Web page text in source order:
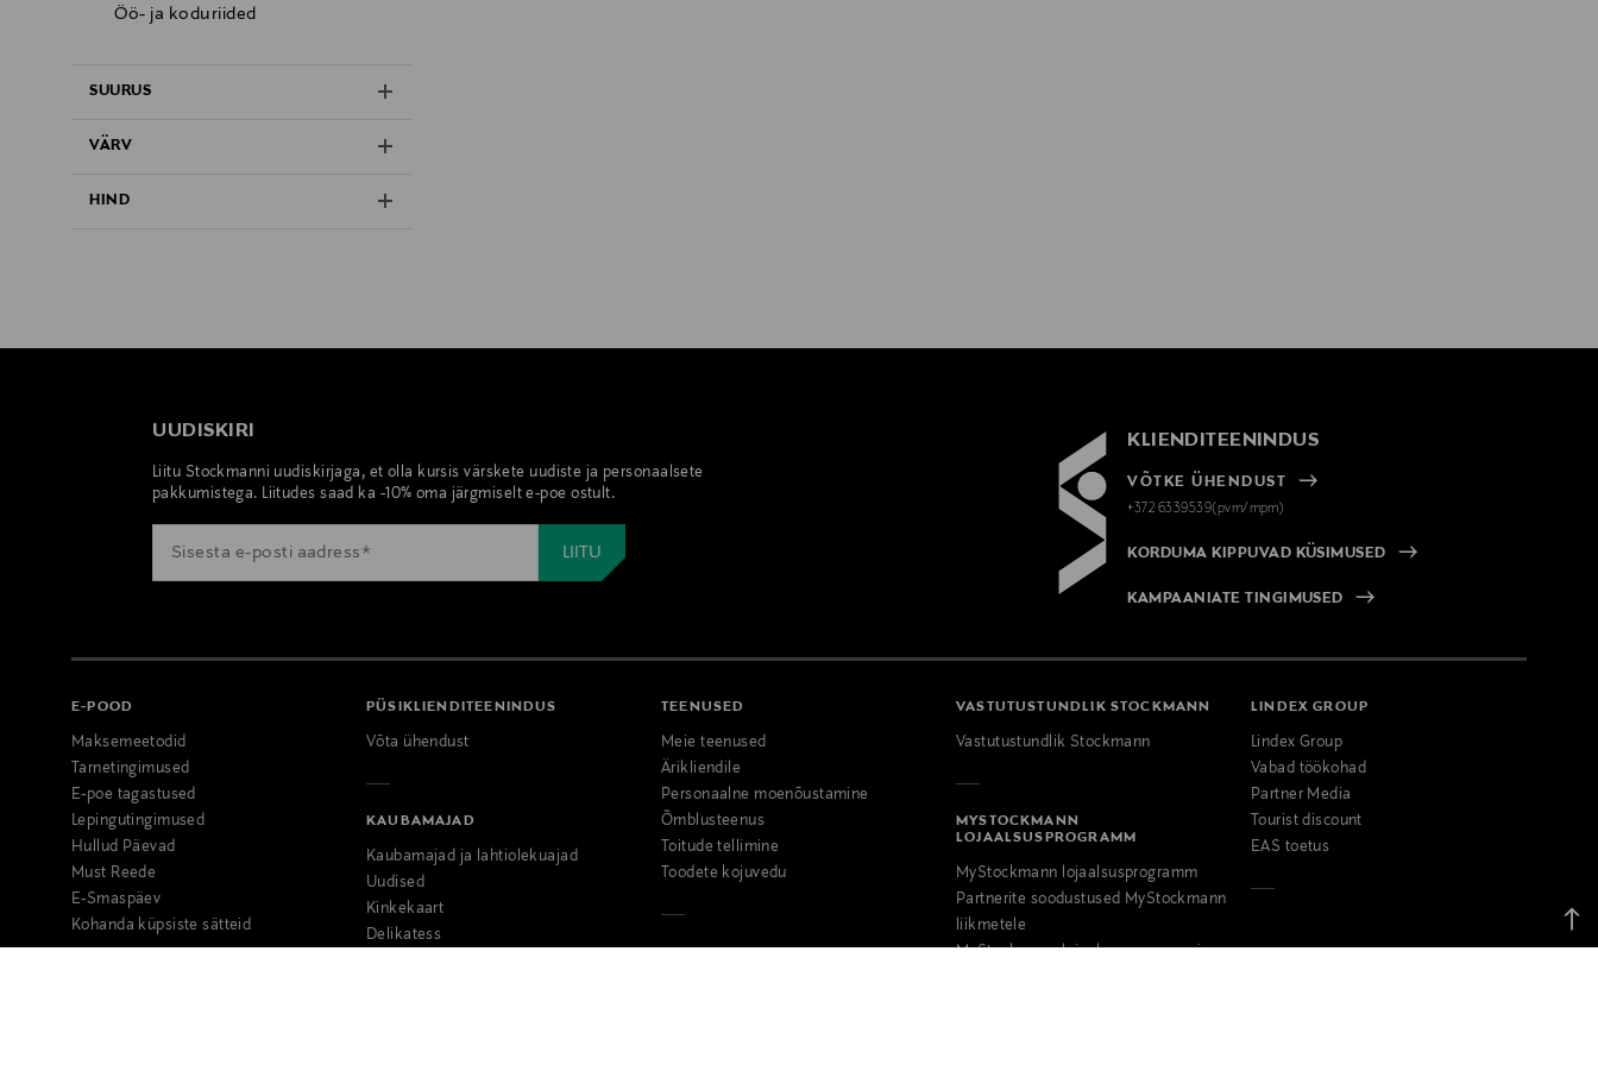
Öö- ja koduriided
SUURUS
VÄRV
HIND
UUDISKIRI
Liitu Stockmanni uudiskirjaga, et olla kursis värskete uudiste ja personaalsete
pakkumistega. Liitudes saad ka -10% oma järgmiselt e-poe ostult.
KLIENDITEENINDUS
VÕTKE ÜHENDUST
+372 6339539(pvm/mpm)
KORDUMA KIPPUVAD KÜSIMUSED
KAMPAANIATE TINGIMUSED
E-POOD
Maksemeetodid
Tarnetingimused
E-poe tagastused
Lepingutingimused
Hullud Päevad
Must Reede
E-Smaspäev
Kohanda küpsiste sätteid
PÜSIKLIENDITEENINDUS
Võta ühendust
KAUBAMAJAD
Kaubamajad ja lahtiolekuajad
Uudised
Kinkekaart
Delikatess
TEENUSED
Meie teenused
Ärikliendile
Personaalne moenõustamine
Õmblusteenus
Toitude tellimine
Toodete kojuvedu
VASTUTUSTUNDLIK STOCKMANN
Vastutustundlik Stockmann
MYSTOCKMANN
LOJAALSUSPROGRAMM
MyStockmann lojaalsusprogramm
Partnerite soodustused MyStockmann
liikmetele
MyStockmann lojaalsusprogrammi
LINDEX GROUP
Lindex Group
Vabad töökohad
Partner Media
Tourist discount
EAS toetus